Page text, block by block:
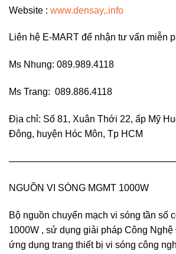
Website : www.densay,.info
Liên hệ E-MART để nhận tư vấn miễn
Ms Nhung: 089.989.4118
Ms Trang: 089.886.4118
Địa chỉ: Số 81, Xuân Thới 22, ấp Mỹ
Đông, huyện Hóc Môn, Tp HCM
NGUỒN VI SÓNG MGMT 1000W
Bộ nguồn chuyển mạch vi sóng tần số
1000W , sử dụng giải pháp Công
ứng dụng trang thiết bị vi sóng công